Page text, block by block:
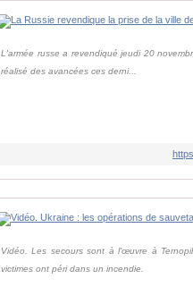
L'armée russe a revendiqué jeudi 20
réalisé des avancées ces derni...
Vidéo. Les secours sont à l'œuvre à
victimes ont péri dans un incendie.